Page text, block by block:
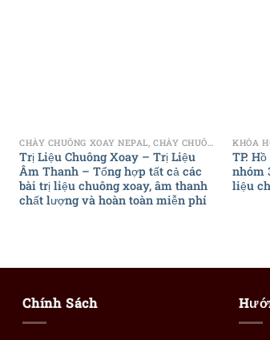
CHÀY CHUÔNG XOAY NEPAL, CHÀY CHUÔNG NGỌC, CHÀY ĐÁNH GONG NEPAL
Trị Liệu Chuông Xoay – Trị Liệu
Âm Thanh – Tổng hợp tất cả các
bài trị liệu chuông xoay, âm thanh
chất lượng và hoàn toàn miễn phí
TP.
nhóm
liệu
Chính Sách